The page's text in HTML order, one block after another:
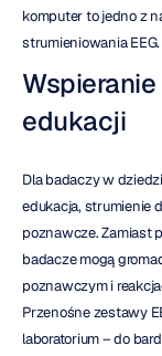
komputer to jedno z
strumieniowania EEG.
edukacji
Dla badaczy w
edukacja, strumienie
poznawcze. Zamiast
badacze mogą
poznawczym i
Przenośne zestawy
laboratorium – do